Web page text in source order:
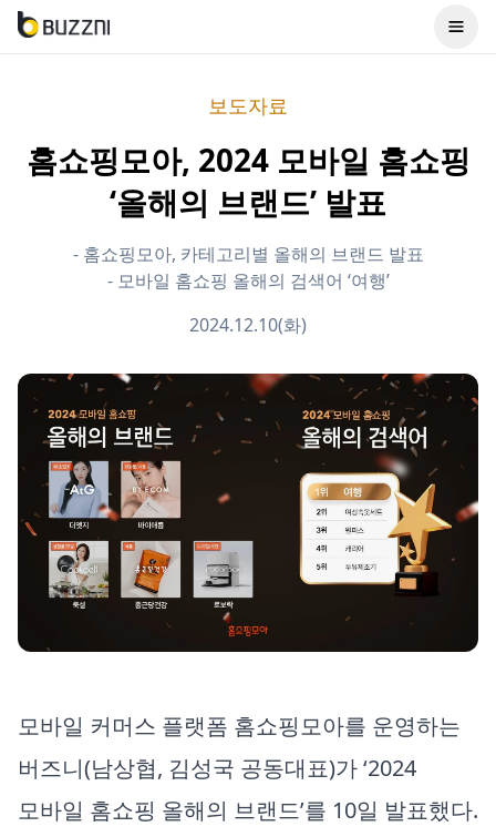
보도자료
홈쇼핑모아, 2024 모바일 홈쇼핑
‘올해의 브랜드’ 발표
- 홈쇼핑모아, 카테고리별 올해의 브랜드 발표
- 모바일 홈쇼핑 올해의 검색어 ‘여행’
2024.12.10(화)
모바일 커머스 플랫폼 홈쇼핑모아를 운영하는
버즈니(남상협, 김성국 공동대표)가 ‘2024
모바일 홈쇼핑 올해의 브랜드’를 10일 발표했다.